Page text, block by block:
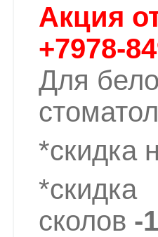
Акция
+7978-
Для
*скидка
сколов -